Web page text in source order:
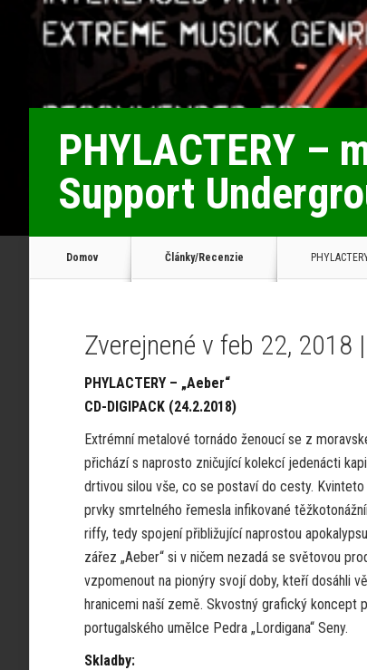
PHYLACTERY –
Support
Domov Články/Recenzie
Zverejnené v feb 22, 2018 |
PHYLACTERY – „Aeber“
CD-DIGIPACK (24.2.2018)
Extrémní metalové tornádo ženoucí se z
přichází s naprosto zničující kolekcí jedenácti
drtivou silou vše, co se postaví do cesty.
prvky smrtelného řemesla infikované
riffy, tedy spojení přibližující naprostou
zářez „Aeber“ si v ničem nezadá se světovou
vzpomenout na pionýry svojí doby, kteří dosáhli
hranicemi naší země. Skvostný grafický koncept
portugalského umělce Pedra „Lordigana“ Seny.
Skladby: